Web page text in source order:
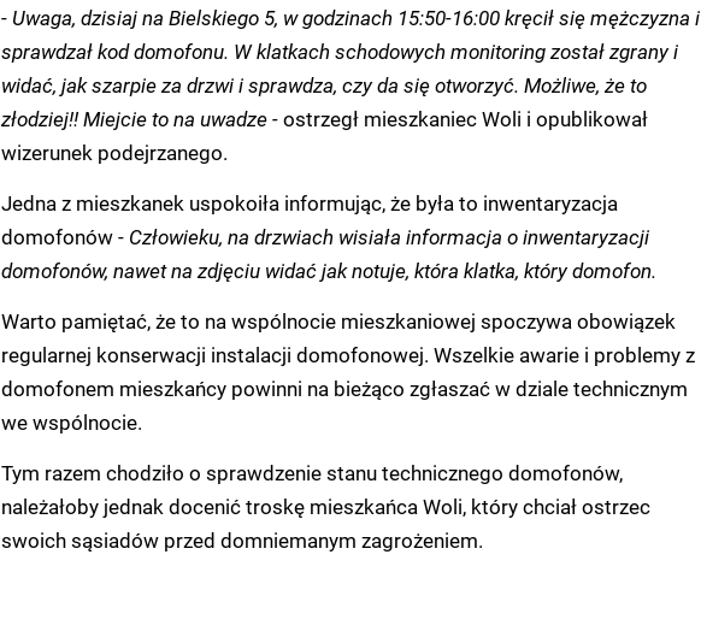
-Uwaga, dzisiaj na Bielskiego 5, w godzinach 15:50-16:00 kręcił się mężczyzna i
sprawdzał kod domofonu. W klatkach schodowych monitoring został zgrany i
widać, jak szarpie za drzwi i sprawdza, czy da się otworzyć. Możliwe, że to
złodziej!! Miejcie to na uwadze -ostrzegł mieszkaniec Woli i opublikował
wizerunek podejrzanego.
Jedna z mieszkanek uspokoiła informując, że była to inwentaryzacja
domofonów - Człowieku, na drzwiach wisiała informacja o inwentaryzacji
domofonów, nawet na zdjęciu widać jak notuje, która klatka, który domofon.
Warto pamiętać, że to na wspólnocie mieszkaniowej spoczywa obowiązek
regularnej konserwacji instalacji domofonowej. Wszelkie awarie i problemy z
domofonem mieszkańcy powinni na bieżąco zgłaszać w dziale technicznym
we wspólnocie.
Tym razem chodziło o sprawdzenie stanu technicznego domofonów,
należałoby jednak docenić troskę mieszkańca Woli, który chciał ostrzec
swoich sąsiadów przed domniemanym zagrożeniem.